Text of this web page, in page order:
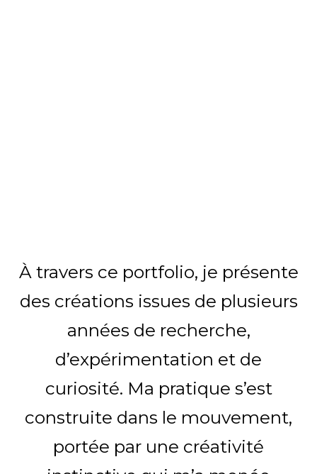
À travers ce portfolio, je présente
des créations issues de plusieurs
années de recherche,
d’expérimentation et de
curiosité. Ma pratique s’est
construite dans le mouvement,
portée par une créativité